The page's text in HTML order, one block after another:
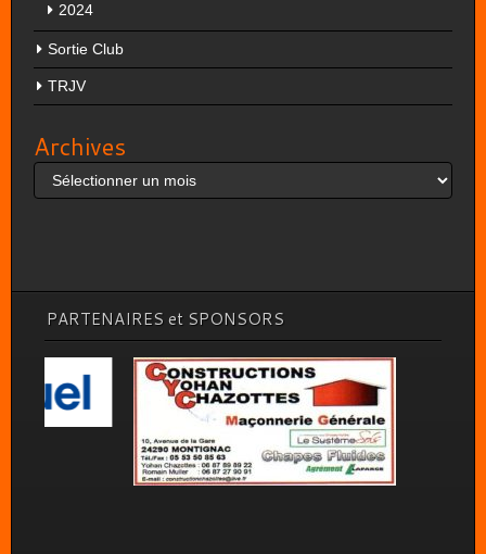
2024
Sortie Club
TRJV
Archives
Archives
PARTENAIRES et SPONSORS